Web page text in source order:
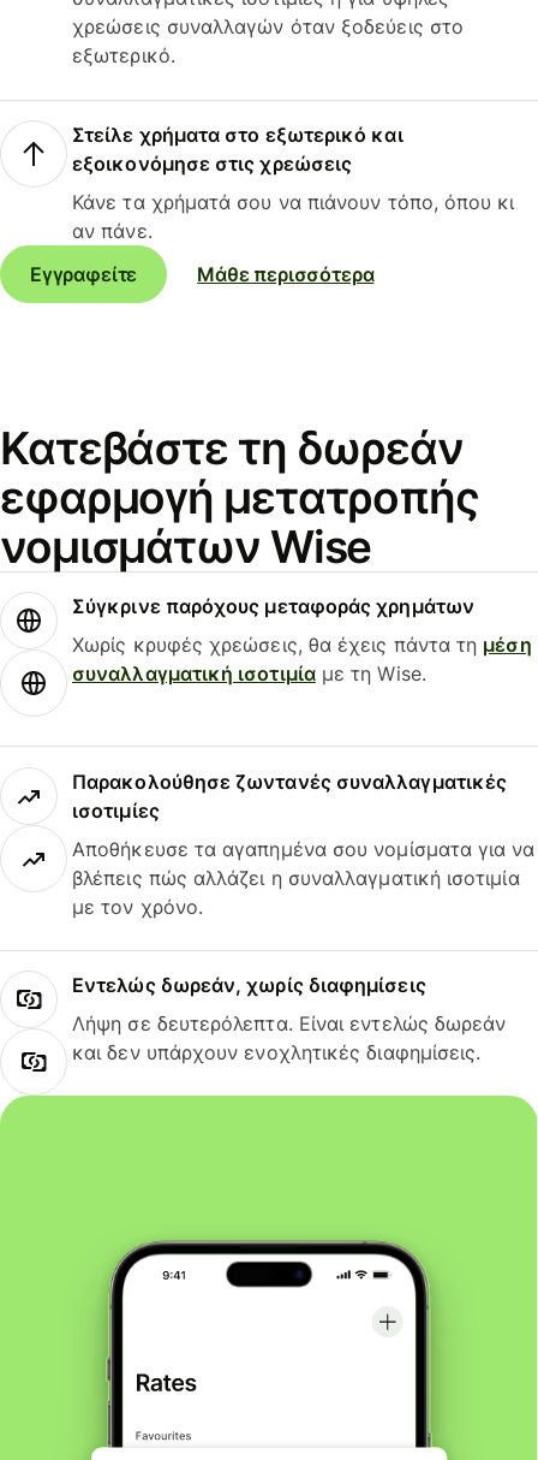
χρεώσεις συναλλαγών όταν ξοδεύεις στο
εξωτερικό.
Στείλε χρήματα στο εξωτερικό και
εξοικονόμησε στις χρεώσεις
Κάνε τα χρήματά σου να πιάνουν τόπο, όπου κι
αν πάνε.
Εγγραφείτε
Μάθε περισσότερα
Κατεβάστε τη δωρεάν
εφαρμογή μετατροπής
νομισμάτων Wise
Σύγκρινε παρόχους μεταφοράς χρημάτων
Χωρίς κρυφές χρεώσεις, θα έχεις πάντα τη μέση
συναλλαγματική ισοτιμίαμε τη Wise.
Παρακολούθησε ζωντανές συναλλαγματικές
ισοτιμίες
Αποθήκευσε τα αγαπημένα σου νομίσματα για να
βλέπεις πώς αλλάζει η συναλλαγματική ισοτιμία
με τον χρόνο.
Εντελώς δωρεάν, χωρίς διαφημίσεις
Λήψη σε δευτερόλεπτα. Είναι εντελώς δωρεάν
και δεν υπάρχουν ενοχλητικές διαφημίσεις.